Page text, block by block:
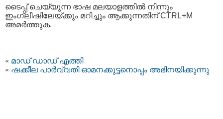
ടൈപ്പ്‌ ചെയ്യുന്ന ഭാഷ മലയാളത്തില്‍ നിന്നും
ഇംഗ്ലീഷിലേയ്ക്കും മറിച്ചും ആക്കുന്നതിന് CTRL+M
അമര്‍ത്തുക.
« മാഡ് ഡാഡ് എത്തി
« ഷക്കീല പാര്‍വ്വതി ഓമനക്കുട്ടനൊപ്പം അഭിനയിക്കുന്നു